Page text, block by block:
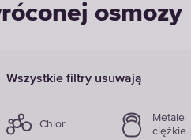
osmozy
Wszystkie filtry usuwają
Chlor
Metale
ciężkie